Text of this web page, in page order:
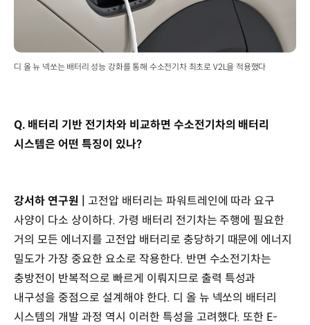
디 올 뉴 넥쏘는 배터리 성능 강화를 통해 수소전기차 최초로 V2L을 적용했다
Q. 배터리 기반 전기차와 비교하면 수소전기차의 배터리
시스템은 어떤 특징이 있나?
강서하 연구원 | 고전압 배터리는 파워트레인에 따라 요구
사양이 다소 상이하다. 가령 배터리 전기차는 주행에 필요한
거의 모든 에너지를 고전압 배터리로 충당하기 때문에 에너지
밀도가 가장 중요한 요소로 작용한다. 반면 수소전기차는
충방전이 반복적으로 빠르게 이뤄지므로 출력 특성과
내구성을 중점으로 설계해야 한다. 디 올 뉴 넥쏘의 배터리
시스템의 개발 과정 역시 이러한 특성을 고려했다. 또한 E-